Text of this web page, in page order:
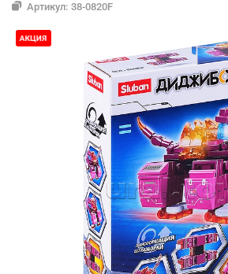
Артикул: 38-0820F